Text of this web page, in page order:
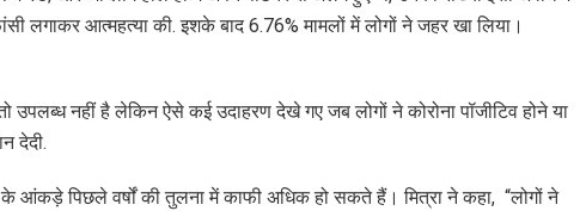
लगाकर आत्महत्या की. इशके बाद 6.76% मामलों में लोगों ने जहर खा लिया।
उपलब्ध नहीं है लेकिन ऐसे कई उदाहरण देखे गए जब लोगों ने कोरोना पॉजीटिव होने या
देदी.
आंकड़े पिछले वर्षों की तुलना में काफी अधिक हो सकते हैं। मित्रा ने कहा, “लोगों ने